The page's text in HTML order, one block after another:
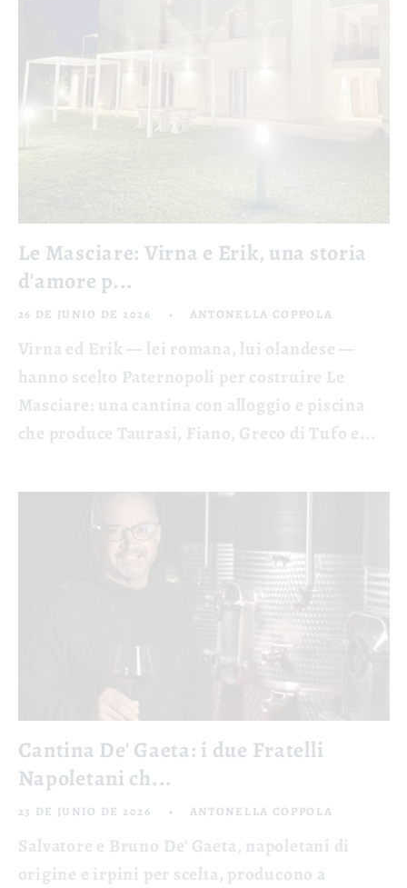
Le Masciare: Virna e Erik, una storia
d'amore p...
26 DE JUNIO DE 2026 ANTONELLA COPPOLA
Virna ed Erik — lei romana, lui olandese —
hanno scelto Paternopoli per costruire Le
Masciare: una cantina con alloggio e piscina
che produce Taurasi, Fiano, Greco di Tufo e...
Cantina De' Gaeta: i due Fratelli
Napoletani ch...
23 DE JUNIO DE 2026 ANTONELLA COPPOLA
Salvatore e Bruno De' Gaeta, napoletani di
origine e irpini per scelta, producono a